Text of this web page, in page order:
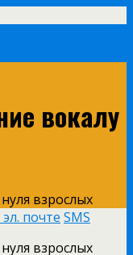
вокалу
почте SMS